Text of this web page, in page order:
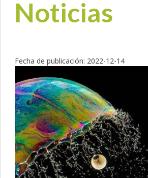
Noticias
Fecha de publicación: 2022-12-14